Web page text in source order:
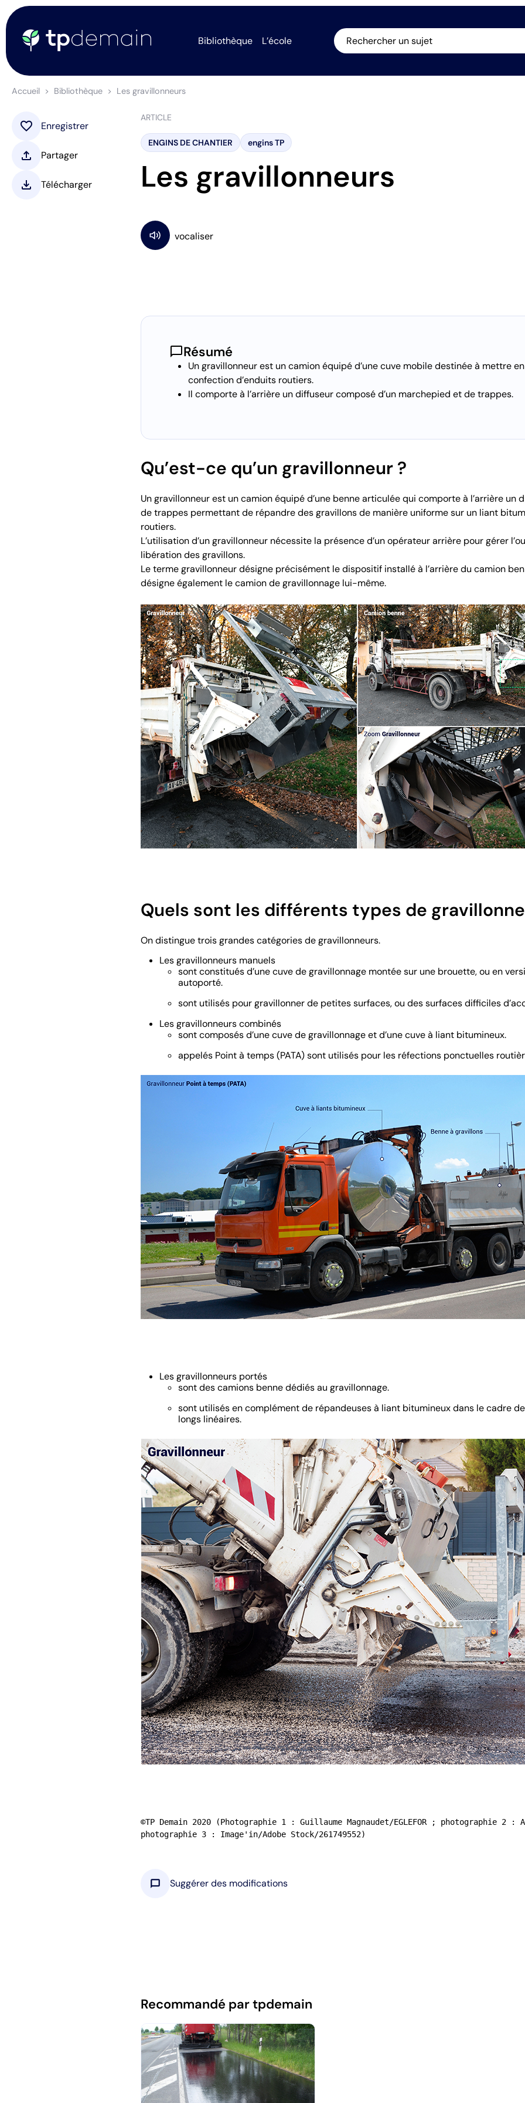
Bibliothèque L’école Rechercher un sujet
Accueil Bibliothèque Les gravillonneurs
ARTICLE
ENGINS DE CHANTIER engins TP
Les gravillonneurs
chat_bubbleRésumé
Un gravillonneur est un camion équipé d’une cuve mobile destinée à mettre
confection d’enduits routiers.
Il comporte à l’arrière un diffuseur composé d’un marchepied et de trappes.
Qu’est-ce qu’un gravillonneur ?
Un gravillonneur est un camion équipé d’une benne articulée qui comporte à l’arrière un
de trappes permettant de répandre des gravillons de manière uniforme sur un liant
routiers.
L’utilisation d’un gravillonneur nécessite la présence d’un opérateur arrière pour gérer
libération des gravillons.
Le terme gravillonneur désigne précisément le dispositif installé à l’arrière du camion
désigne également le camion de gravillonnage lui-même.
Quels sont les différents types de
On distingue trois grandes catégories de gravillonneurs.
Les gravillonneurs manuels
sont constitués d’une cuve de gravillonnage montée sur une brouette, ou en
autoporté.
sont utilisés pour gravillonner de petites surfaces, ou des surfaces difficiles
Les gravillonneurs combinés
sont composés d’une cuve de gravillonnage et d’une cuve à liant bitumineux.
appelés Point à temps (PATA) sont utilisés pour les réfections ponctuelles
Les gravillonneurs portés
sont des camions benne dédiés au gravillonnage.
sont utilisés en complément de répandeuses à liant bitumineux dans le cadre
longs linéaires.
©TP Demain 2020 (Photographie 1 : Guillaume Magnaudet/EGLEFOR ; photographie 2 :
photographie 3 : Image'in/Adobe Stock/261749552)
chat_bubble Suggérer des modifications
Recommandé par tpdemain
favorite Enregistrer
upload Partager
download Télécharger